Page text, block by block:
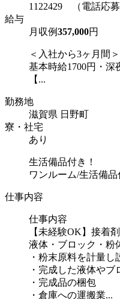
1122429 （電話応募
給与
月収例357,000円
＜入社から3ヶ月間＞
基本時給1700円・深
【...
勤務地
滋賀県 日野町
寮・社宅
あり
生活備品付き！
ワンルーム/生活備
仕事内容
仕事内容
【未経験OK】接着
液体・ブロック・
・粉末原料を計量し
・完成した液体や
・完成品の梱包
・倉庫への運搬業...